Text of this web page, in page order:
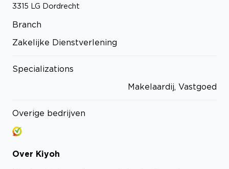
3315 LG Dordrecht
Branch
Zakelijke Dienstverlening
Specializations
Makelaardij, Vastgoed
Overige bedrijven
Over Kiyoh